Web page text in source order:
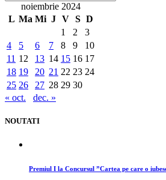
noiembrie 2024
L Ma Mi J V S D
1
2
3
4
5 6 7 8 9
10
11 12 13 14 15 16 17
18 19 20 21 22 23 24
25 26 27 28 29 30
« oct.
dec. »
NOUTATI
Premiul I la Concursul ”Cartea pe care o